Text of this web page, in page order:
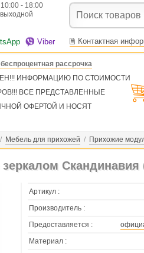
- 18:00
Viber Контактная
рассрочка
ИНФОРМАЦИЮ ПО СТОИМОСТИ
ВСЕ ПРЕДСТАВЛЕННЫЕ
ОФЕРТОЙ И НОСЯТ
/ Мебель для прихожей / Прихожие
Скандинавия
Артикул :
Производитель :
Предоставляется :
Материал :